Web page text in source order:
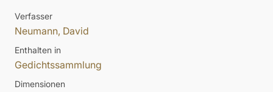
Verfasser
Neumann, David
Enthalten in
Gedichtssammlung
Dimensionen